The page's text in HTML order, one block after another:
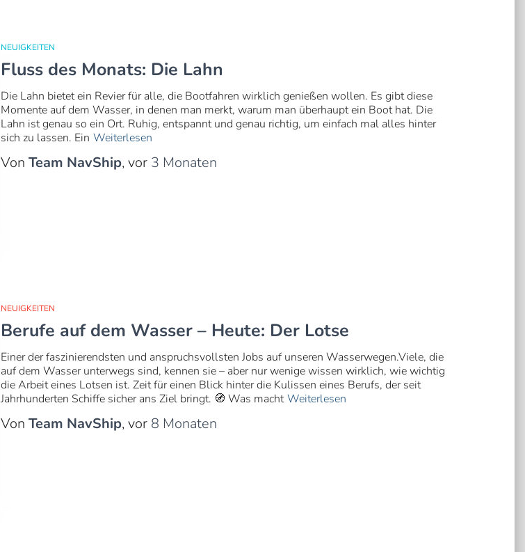
NEUIGKEITEN
Fluss des Monats: Die Lahn
Die Lahn bietet ein Revier für alle, die Bootfahren wirklich genießen wollen. Es gibt diese
Momente auf dem Wasser, in denen man merkt, warum man überhaupt ein Boot hat. Die
Lahn ist genau so ein Ort. Ruhig, entspannt und genau richtig, um einfach mal alles hinter
sich zu lassen. Ein Weiterlesen
Von Team NavShip, vor 3 Monaten
NEUIGKEITEN
Berufe auf dem Wasser – Heute: Der Lotse
Einer der faszinierendsten und anspruchsvollsten Jobs auf unseren Wasserwegen.Viele, die
auf dem Wasser unterwegs sind, kennen sie – aber nur wenige wissen wirklich, wie wichtig
die Arbeit eines Lotsen ist. Zeit für einen Blick hinter die Kulissen eines Berufs, der seit
Jahrhunderten Schiffe sicher ans Ziel bringt. 🧭 Was macht Weiterlesen
Von Team NavShip, vor 8 Monaten